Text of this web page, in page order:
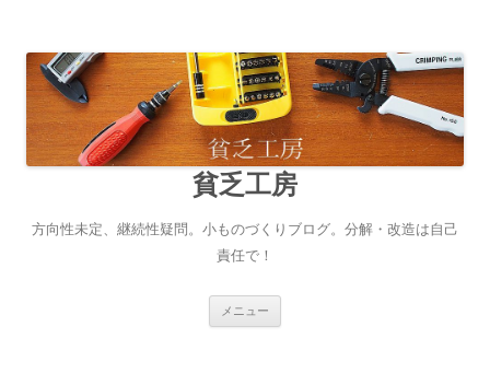
貧乏工房
方向性未定、継続性疑問。小ものづくりブログ。分解・改造は自己
責任で！
メニュー